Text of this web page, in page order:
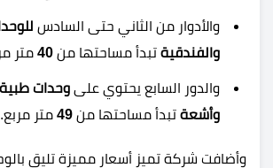
والأدوار من الثاني حتى السادس
والفندقية تبدأ مساحتها من 40 متر
والدور السابع يحتوي على وحدات
وأشعة تبدأ مساحتها من 49 متر مربع.
وأضافت شركة تميز أسعار مميزة تليق